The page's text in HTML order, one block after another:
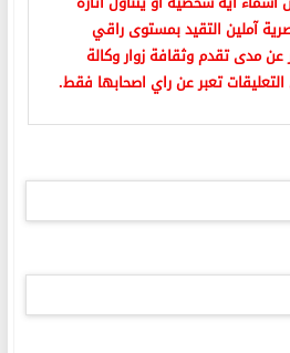
آملين التقيد بمستوى راقي
عن مدى تقدم وثقافة زوار وكالة
التعليقات تعبر عن راي اصحابها فقط.